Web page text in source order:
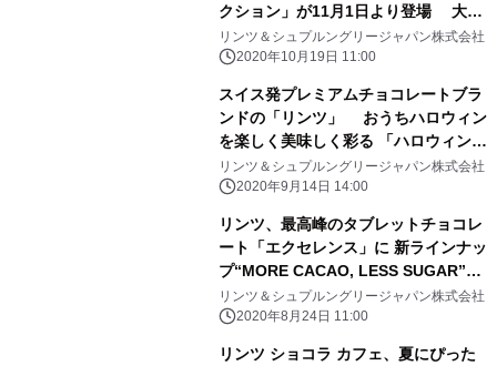
クション」が11月1日より登場 大切
な人へのギフト、1年頑張った自分へ
のご褒美にも
リンツ＆シュプルングリージャパン株式会社
2020年10月19日 11:00
スイス発プレミアムチョコレートブラ
ンドの「リンツ」 おうちハロウィン
を楽しく美味しく彩る 「ハロウィン
コレクション」 9月14日新発売
リンツ＆シュプルングリージャパン株式会社
2020年9月14日 14:00
リンツ、最高峰のタブレットチョコレ
ート「エクセレンス」に 新ラインナッ
プ“MORE CACAO, LESS SUGAR”の
「ハイカカオ ミルクチョコレート」9
月1日新発売
リンツ＆シュプルングリージャパン株式会社
2020年8月24日 11:00
リンツ ショコラ カフェ、夏にぴった